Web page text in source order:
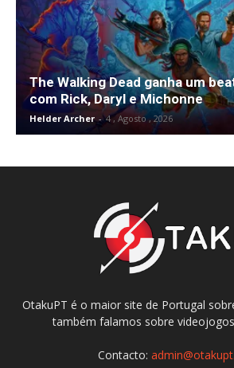
The Walking Dead ganha um
com Rick, Daryl e Michonne
Helder Archer - 4 , Agosto , 2026
OtakuPT é o maior site de Portugal
também falamos sobre
Contacto: